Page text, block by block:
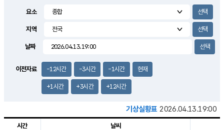
1.8m/s
요소
지역
날짜
이전자료 -12시간 -3시간 -1시간 현재
+1시간 +3시간 +12시간
기상실황표 2026.04.13.19:00
시간 날씨